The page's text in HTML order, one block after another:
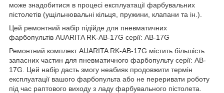
може знадобитися в процесі експлуатації фарбувальних
пістолетів (ущільнювальні кільця, пружини, клапани та ін.).
Цей ремонтний набір підійде для пневматичних
фарбопультів AUARITA RK-AB-17G серії: AB-17G
Ремонтний комплект AUARITA RK-AB-17G містить більшість
запасних частин для пневматичного фарбопульту серії: AB-
17G. Цей набір дасть змогу неабияк продовжити термін
експлуатації вашого фарбопульта або не переривати роботу
під час раптового виходу з ладу фарбувального пістолета.